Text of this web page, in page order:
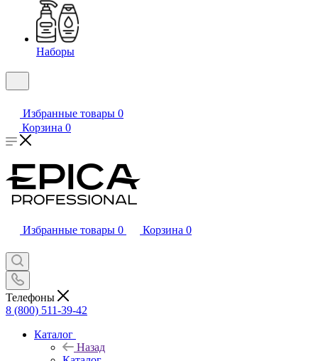
Наборы
Избранные товары 0
Корзина 0
Избранные товары 0 Корзина 0
Телефоны
8 (800) 511-39-42
Каталог
Назад